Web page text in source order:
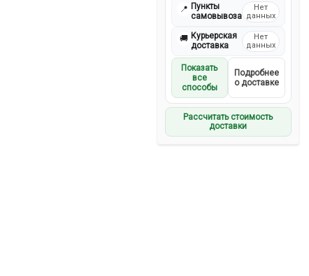
📍 Пункты
самовывоза
Нет
данных
🚚 Курьерская
доставка
Нет
данных
Показать
все
способы
Подробнее
о доставке
Рассчитать стоимость
доставки